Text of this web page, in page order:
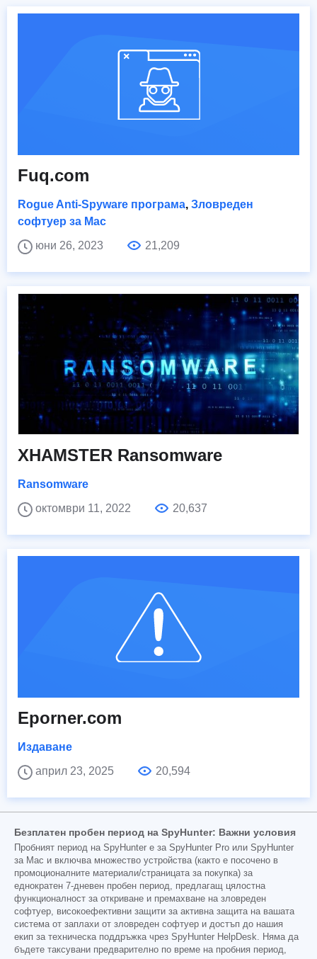
Fuq.com
Rogue Anti-Spyware програма, Зловреден
софтуер за Mac
юни 26, 2023
21,209
XHAMSTER Ransomware
Ransomware
октомври 11, 2022
20,637
Eporner.com
Издаване
април 23, 2025
20,594
Безплатен пробен период на SpyHunter: Важни условия
Пробният период на SpyHunter е за SpyHunter Pro или SpyHunter
за Mac и включва множество устройства (както е посочено в
промоционалните материали/страницата за покупка) за
еднократен 7-дневен пробен период, предлагащ цялостна
функционалност за откриване и премахване на зловреден
софтуер, високоефективни защити за активна защита на вашата
система от заплахи от зловреден софтуер и достъп до нашия
екип за техническа поддръжка чрез SpyHunter HelpDesk. Няма да
бъдете таксувани предварително по време на пробния период,